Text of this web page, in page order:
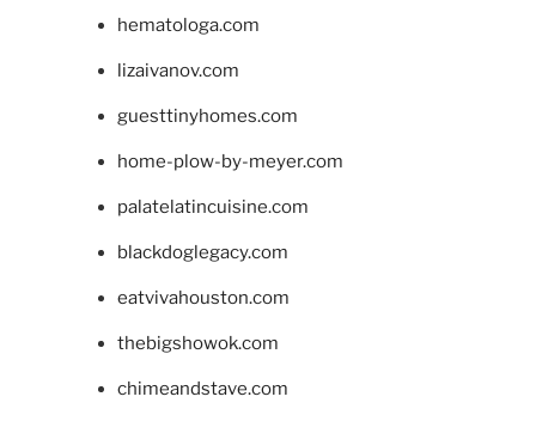
hematologa.com
lizaivanov.com
guesttinyhomes.com
home-plow-by-meyer.com
palatelatincuisine.com
blackdoglegacy.com
eatvivahouston.com
thebigshowok.com
chimeandstave.com